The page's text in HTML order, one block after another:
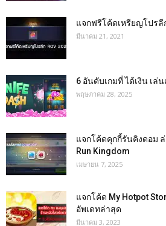
แจกฟรีโค้ดเหรียญโปรลี
มีนาคม 21, 2021
6 อันดับเกมที่ ได้เงิน เล่
พฤษภาคม 28, 2025
แจกโค้ดคุกกี้รันคิงดอม
Run Kingdom
เมษายน 7, 2025
แจกโค้ด My Hotpot
อัพเดทล่าสุด
มีนาคม 3, 2023